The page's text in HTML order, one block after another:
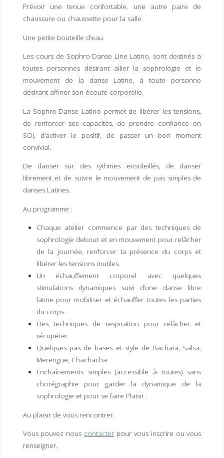
Prévoir une tenue confortable, une autre paire de
chaussure ou chaussette pour la salle.
Une petite bouteille d’eau.
Les cours de Sophro-Danse Line Latino, sont destinés à
toutes personnes désirant allier la sophrologie et le
mouvement de la danse Latine, à toute personne
désirant affiner son écoute corporelle.
La Sophro-Danse Latino permet de libérer les tensions,
de renforcer ses capacités, de prendre confiance en
SOI, d’activer le positif, de passer un bon moment
convivial.
De danser sur des rythmes ensoleillés, de danser
librement et de suivre le mouvement de pas simples de
danses Latines.
Au programme :
Chaque atelier commence par des techniques de
sophrologie debout et en mouvement pour relâcher
de la journée, renforcer la présence du corps et
libérer les tensions inutiles.
Un échauffement corporel avec quelques
stimulations dynamiques suivi d’une danse libre
latine pour mobiliser et échauffer toutes les parties
du corps.
Des techniques de respiration pour relâcher et
récupérer
Quelques pas de bases et style de Bachata, Salsa,
Merengue, Chachacha
Enchaînements simples (accessible à toutes) sans
chorégraphie pour garder la dynamique de la
sophrologie et pour se faire Plaisir .
Au plaisir de vous rencontrer.
Vous pouvez nous contacter pour vous inscrire ou vous
renseigner.